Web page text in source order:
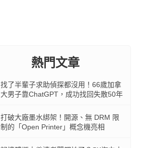
熱門文章
找了半輩子求助偵探都沒用！66歲加拿
大男子靠ChatGPT，成功找回失散50年
打破大廠墨水綁架！開源、無 DRM 限
制的「Open Printer」概念機亮相